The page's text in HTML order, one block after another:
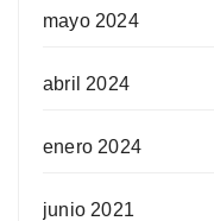
mayo 2024
abril 2024
enero 2024
junio 2021